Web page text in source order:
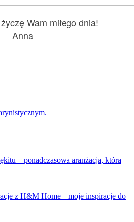
Wam miłego dnia!
Anna
– ponadczasowa aranżacja, która
z H&M Home – moje inspiracje do